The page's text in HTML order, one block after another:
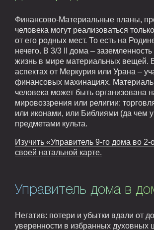
Финансово-Материальные планы,
человека могут реализоваться
от его родных мест. То есть на
нечего. В 3/3 II дома – заземленность
жизнь в мире материальных вещей.
аспектах от Меркурия или Урана –
финансовых махинациях.
человека может быть организована
мировоззрения или религии:
или иконами, или Библиями (да чем
предметами культа.
Изучить «Управитель 9-го дома во
своей натальной карте.
Управитель дома в
Негатив: потери и убытки вдали от
уверенности в избранных духовных